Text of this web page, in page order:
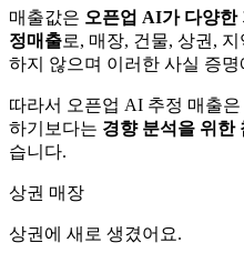
매출값은 오픈업 AI가 다양한
정매출로, 매장, 건물, 상권,
하지 않으며 이러한 사실 증
따라서 오픈업 AI 추정 매출
하기보다는 경향 분석을 위한
습니다.
상권 매장
상권에 새로 생겼어요.